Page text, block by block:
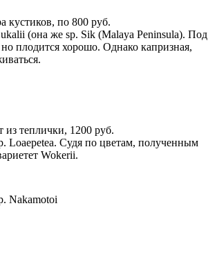
кустиков, по 800 руб.
(она же sp. Sik (Malaya Peninsula). Под
плодится хорошо. Однако капризная,
из теплички, 1200 руб.
Loaepetea. Судя по цветам, полученным
Wokerii.
Nakamotoi